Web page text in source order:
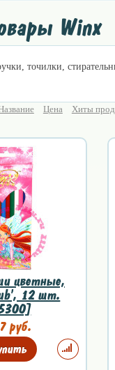
Winx
точилки,
Цена Хиты
цветные,
12 шт.
руб.